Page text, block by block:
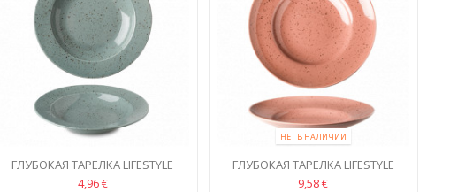
ГЛУБОКАЯ ТАРЕЛКA LIFESTYLE
RAINFOREST 22CM
4,96 €
НЕТ В НАЛИЧИИ
ГЛУБОКАЯ ТАРЕЛКА LIFESTYLE
TERRACOTTA 29CM
9,58 €